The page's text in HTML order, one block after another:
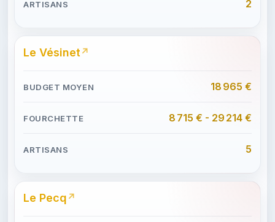
2
Le Vésinet
18 965 €
8 715 € - 29 214 €
5
Le Pecq